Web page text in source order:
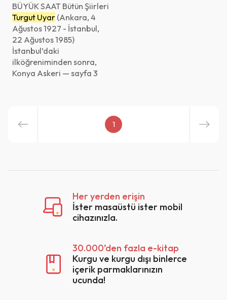
BÜYÜK SAAT Bütün Şiirleri
Turgut Uyar (Ankara, 4
Ağustos 1927 - İstanbul,
22 Ağustos 1985)
İstanbul’daki
ilköğreniminden sonra,
Konya Askeri — sayfa 3
1
Her yerden erişin
İster masaüstü ister mobil
cihazınızla.
30.000’den fazla e-kitap
Kurgu ve kurgu dışı binlerce
içerik parmaklarınızın
ucunda!